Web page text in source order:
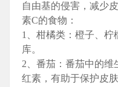
自由基的侵害，减少
素C的食物：
1、柑橘类：橙子、柠
库。
2、番茄：番茄中的
红素，有助于保护皮肤